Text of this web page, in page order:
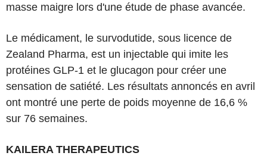
masse maigre lors d'une étude de phase avancée.
Le médicament, le survodutide, sous licence de
Zealand Pharma, est un injectable qui imite les
protéines GLP-1 et le glucagon pour créer une
sensation de satiété. Les résultats annoncés en avril
ont montré une perte de poids moyenne de 16,6 %
sur 76 semaines.
KAILERA THERAPEUTICS